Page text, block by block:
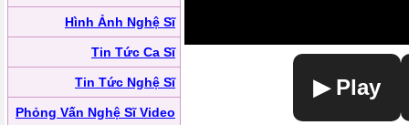
Hình Ảnh Nghệ Sĩ
Tin Tức Ca Sĩ
Tin Tức Nghệ Sĩ
Phỏng Vấn Nghệ Sĩ Video
▶ Play